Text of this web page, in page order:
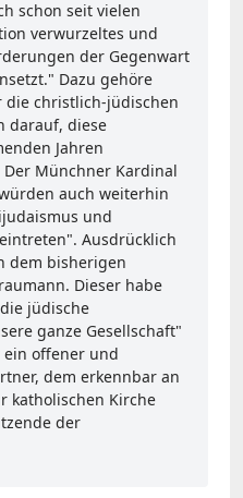
schon seit vielen
verwurzeltes und
der Gegenwart
Dazu gehöre
die christlich-jüdischen
darauf, diese
Jahren
Münchner Kardinal
auch weiterhin
und
Ausdrücklich
dem bisherigen
Dieser habe
jüdische
ganze Gesellschaft"
offener und
dem erkennbar an
katholischen Kirche
der